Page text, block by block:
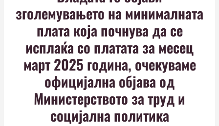
зголемувањето на минималната
плата која почнува да се
исплаќа со платата за месец
март 2025 година, очекуваме
официјална објава од
Министерството за труд и
социјална политика